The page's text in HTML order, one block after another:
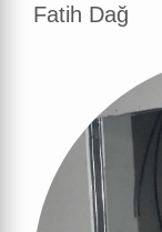
Fatih Dağ